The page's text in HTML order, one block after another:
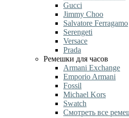
Gucci
Jimmy Choo
Salvatore Ferragamo
Serengeti
Versace
Prada
Ремешки для часов
Armani Exchange
Emporio Armani
Fossil
Michael Kors
Swatch
Смотреть все